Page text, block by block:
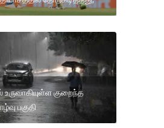
குறைந்த
பகுதி